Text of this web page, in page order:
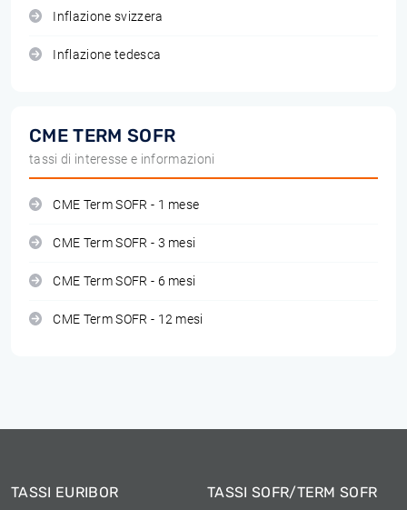
Inflazione svizzera
Inflazione tedesca
CME TERM SOFR
tassi di interesse e informazioni
CME Term SOFR - 1 mese
CME Term SOFR - 3 mesi
CME Term SOFR - 6 mesi
CME Term SOFR - 12 mesi
TASSI EURIBOR TASSI SOFR/TERM SOFR